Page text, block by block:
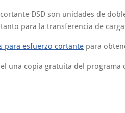
DSD son unidades de
para la transferencia de
para esfuerzo cortante para
una copia gratuita del programa